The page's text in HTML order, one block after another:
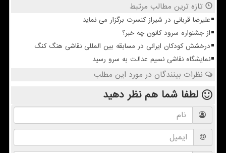
تازه ترین مطالب مرتبط
علیرضا قربانی در شیراز کنسرت برگزار می نماید
از جشنواره سرود کانون چه خبر؟
درخشش کودکان ایرانی در مسابقه بین المللی نقاشی هنگ کنگ
نمایشگاه نقاشی نسیم عدالت به سرو رسید
نظرات بینندگان در مورد این مطلب
لطفا شما همنظر دهید